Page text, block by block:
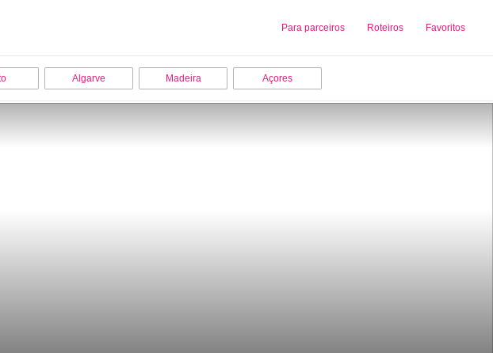
Para parceiros Roteiros Favoritos
Sobre nós Adicionar uma Empresa
Algarve Madeira Açores